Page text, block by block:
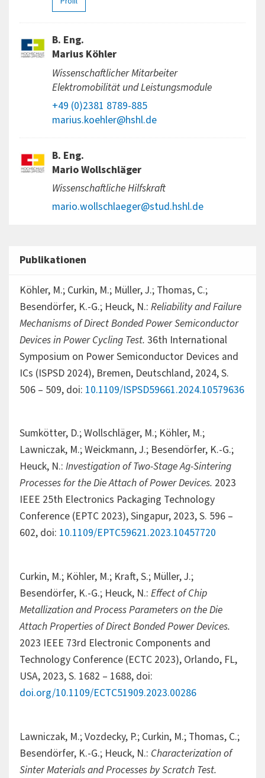
B. Eng.
Marius Köhler
Wissenschaftlicher Mitarbeiter
Elektromobilität und Leistungsmodule
+49 (0)2381 8789-885
marius.koehler@hshl.de
B. Eng.
Mario Wollschläger
Wissenschaftliche Hilfskraft
mario.wollschlaeger@stud.hshl.de
Publikationen
Köhler, M.; Curkin, M.; Müller, J.; Thomas, C.;
Besendörfer, K.-G.; Heuck, N.: Reliability and Failure
Mechanisms of Direct Bonded Power Semiconductor
Devices in Power Cycling Test. 36th International
Symposium on Power Semiconductor Devices and
ICs (ISPSD 2024), Bremen, Deutschland, 2024, S.
506 – 509, doi: 10.1109/ISPSD59661.2024.10579636
Sumkötter, D.; Wollschläger, M.; Köhler, M.;
Lawniczak, M.; Weickmann, J.; Besendörfer, K.-G.;
Heuck, N.: Investigation of Two-Stage Ag-Sintering
Processes for the Die Attach of Power Devices. 2023
IEEE 25th Electronics Packaging Technology
Conference (EPTC 2023), Singapur, 2023, S. 596 –
602, doi: 10.1109/EPTC59621.2023.10457720
Curkin, M.; Köhler, M.; Kraft, S.; Müller, J.;
Besendörfer, K.-G.; Heuck, N.: Effect of Chip
Metallization and Process Parameters on the Die
Attach Properties of Direct Bonded Power Devices.
2023 IEEE 73rd Electronic Components and
Technology Conference (ECTC 2023), Orlando, FL,
USA, 2023, S. 1682 – 1688, doi:
doi.org/10.1109/ECTC51909.2023.00286
Lawniczak, M.; Vozdecky, P.; Curkin, M.; Thomas, C.;
Besendörfer, K.-G.; Heuck, N.: Characterization of
Sinter Materials and Processes by Scratch Test.